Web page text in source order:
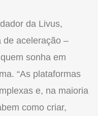
da Livus,
de aceleração –
sonha em
“As plataformas
e, na maioria
como criar,